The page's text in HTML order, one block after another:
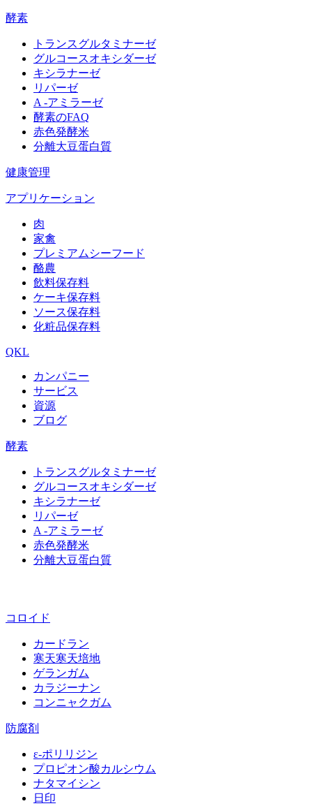
酵素
トランスグルタミナーゼ
グルコースオキシダーゼ
キシラナーゼ
リパーゼ
A -アミラーゼ
酵素のFAQ
赤色発酵米
分離大豆蛋白質
健康管理
アプリケーション
肉
家禽
プレミアムシーフード
酪農
飲料保存料
ケーキ保存料
ソース保存料
化粧品保存料
QKL
カンパニー
サービス
資源
ブログ
酵素
トランスグルタミナーゼ
グルコースオキシダーゼ
キシラナーゼ
リパーゼ
A -アミラーゼ
赤色発酵米
分離大豆蛋白質
コロイド
カードラン
寒天寒天培地
ゲランガム
カラジーナン
コンニャクガム
防腐剤
ε‐ポリリジン
プロピオン酸カルシウム
ナタマイシン
日印